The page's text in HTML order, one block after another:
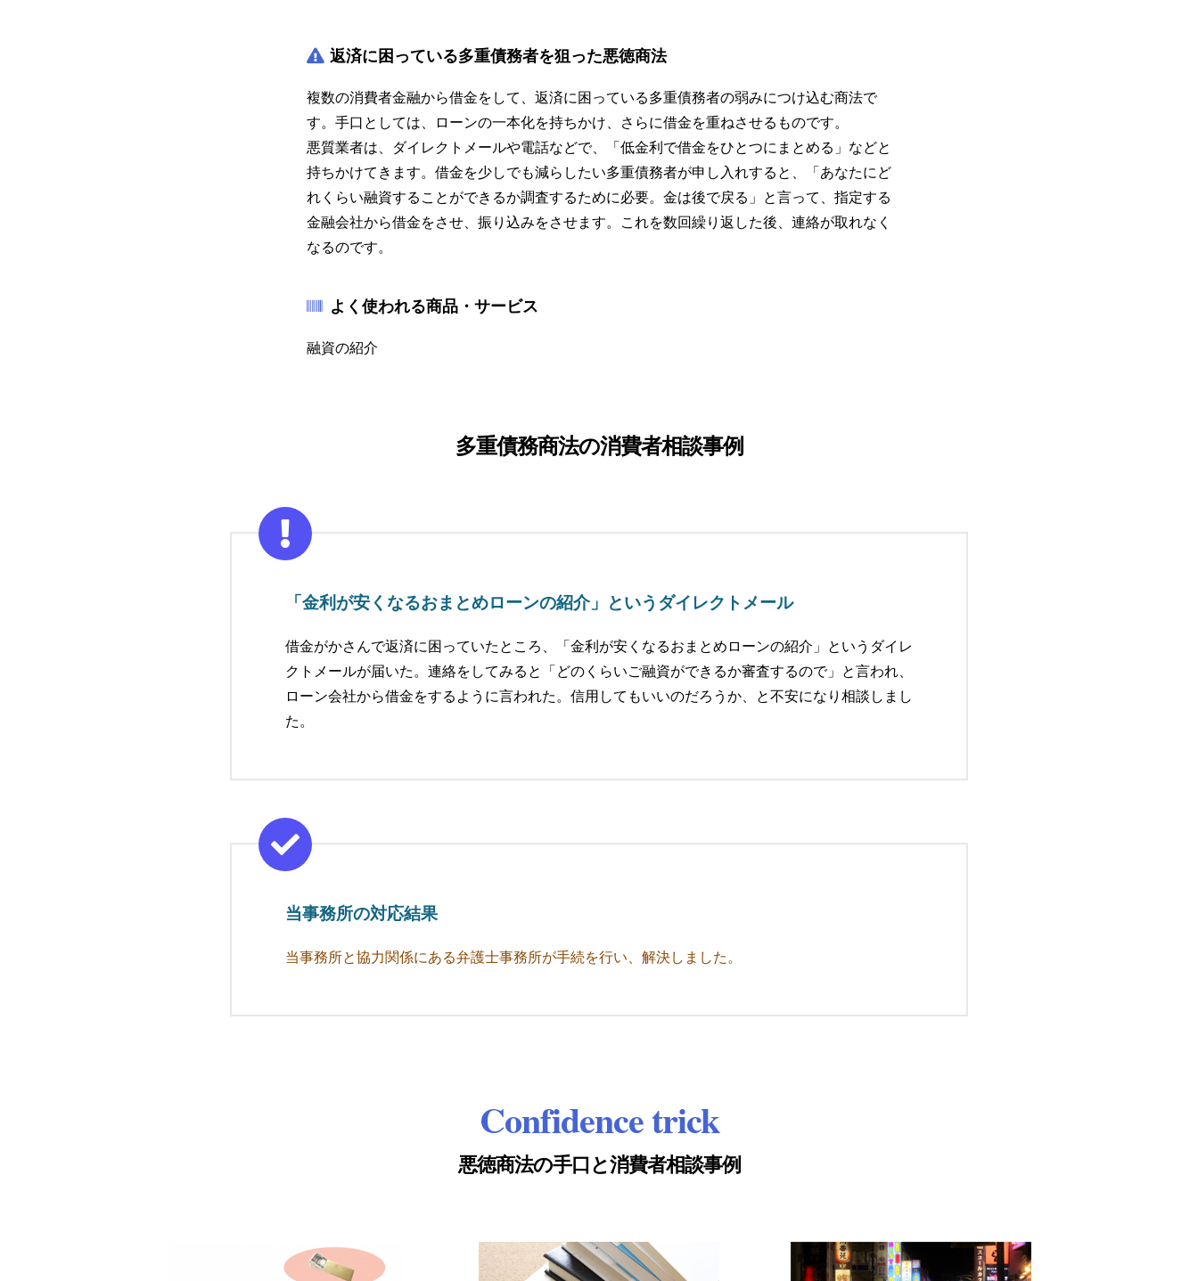
返済に困っている多重債務者を狙った悪徳商法
複数の消費者金融から借金をして、返済に困っている多重債務者の弱みにつけ込む商法で
す。手口としては、ローンの一本化を持ちかけ、さらに借金を重ねさせるものです。
悪質業者は、ダイレクトメールや電話などで、「低金利で借金をひとつにまとめる」などと
持ちかけてきます。借金を少しでも減らしたい多重債務者が申し入れすると、「あなたにど
れくらい融資することができるか調査するために必要。金は後で戻る」と言って、指定する
金融会社から借金をさせ、振り込みをさせます。これを数回繰り返した後、連絡が取れなく
なるのです。
よく使われる商品・サービス
融資の紹介
多重債務商法の消費者相談事例
「金利が安くなるおまとめローンの紹介」というダイレクトメール
借金がかさんで返済に困っていたところ、「金利が安くなるおまとめローンの紹介」というダイレ
クトメールが届いた。連絡をしてみると「どのくらいご融資ができるか審査するので」と言われ、
ローン会社から借金をするように言われた。信用してもいいのだろうか、と不安になり相談しまし
た。
当事務所の対応結果
当事務所と協力関係にある弁護士事務所が手続を行い、解決しました。
Confidence trick
悪徳商法の手口と消費者相談事例